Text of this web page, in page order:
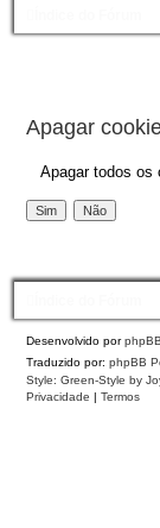
Apagar
Apagar todos os
Desenvolvido porphpBB
Traduzido por: phpBB
Style: Green-Style by
Privacidade | Termos